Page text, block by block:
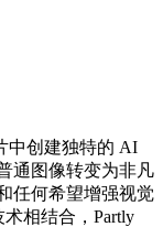
中创建独特的 AI
通图像转变为非凡
任何希望增强视觉
相结合，Partly